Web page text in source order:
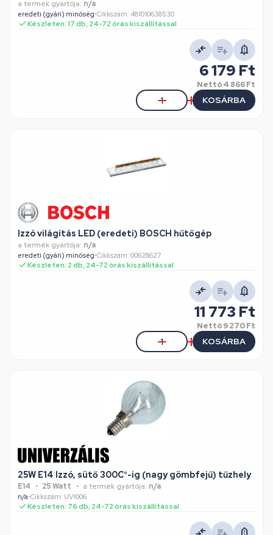
a termék gyártója: n/a
eredeti (gyári) minőség•Cikkszám: 481010638530
Készleten: 17 db, 24-72 órás kiszállítással
6 179 Ft
Nettó4 866 Ft
KOSÁRBA
Izzó világítás LED (eredeti) BOSCH hűtőgép
a termék gyártója: n/a
eredeti (gyári) minőség•Cikkszám: 00628627
Készleten: 2 db, 24-72 órás kiszállítással
11 773 Ft
Nettó9 270 Ft
KOSÁRBA
25W E14 Izzó, sütő 300C°-ig (nagy gömbfejű) tűzhely
E14 25 Watt a termék gyártója: n/a
n/a•Cikkszám: UVI006
Készleten: 76 db, 24-72 órás kiszállítással